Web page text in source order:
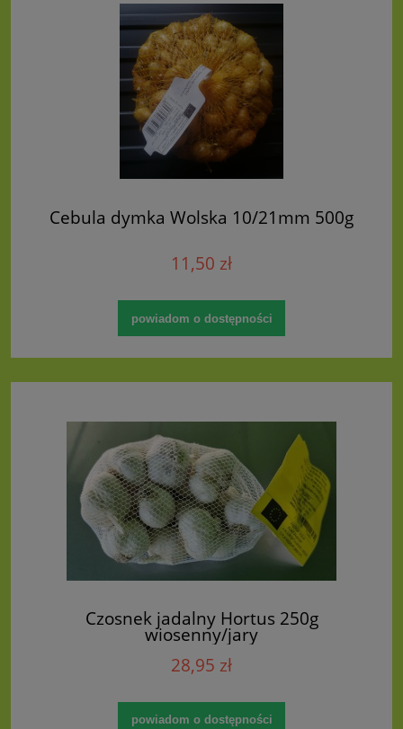
Cebula dymka Wolska 10/21mm 500g
11,50 zł
powiadom o dostępności
Czosnek jadalny Hortus 250g
wiosenny/jary
28,95 zł
powiadom o dostępności